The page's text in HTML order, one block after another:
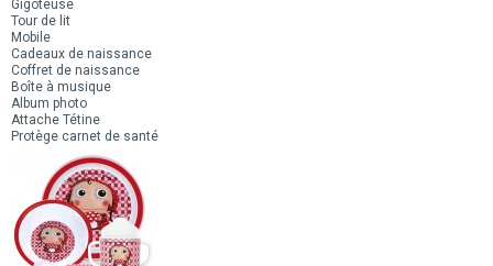
Gigoteuse
Tour de lit
Mobile
Cadeaux de naissance
Coffret de naissance
Boîte à musique
Album photo
Attache Tétine
Protège carnet de santé